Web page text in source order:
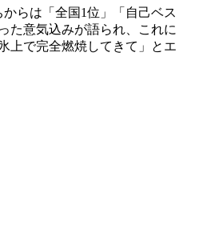
らは「全国1位」「自己ベス
た意気込みが語られ、これに
上で完全燃焼してきて」とエ